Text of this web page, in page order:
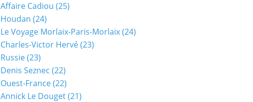
Affaire Cadiou (25)
Houdan (24)
Le Voyage Morlaix-Paris-Morlaix(24)
Charles-Victor Hervé(23)
Russie(23)
Denis Seznec (22)
Ouest-France(22)
Annick Le Douget(21)